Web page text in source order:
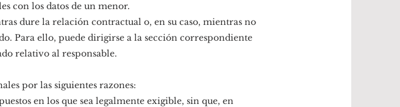
con los datos de un menor.
dure la relación contractual o, en su caso, mientras no
Para ello, puede dirigirse a la sección correspondiente
relativo al responsable.
por las siguientes razones:
en los que sea legalmente exigible, sin que, en